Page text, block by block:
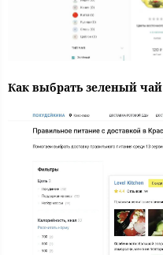
Как выбрать зеленый чай